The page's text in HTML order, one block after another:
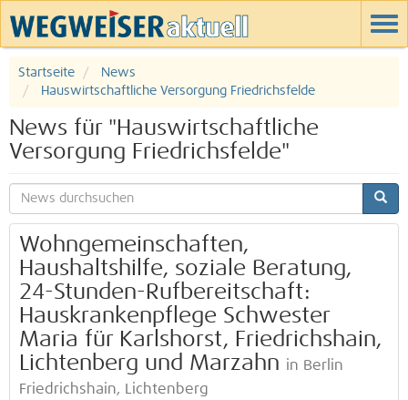
Startseite
News
Hauswirtschaftliche Versorgung Friedrichsfelde
News für "Hauswirtschaftliche
Versorgung Friedrichsfelde"
Wohngemeinschaften,
Haushaltshilfe, soziale Beratung,
24-Stunden-Rufbereitschaft:
Hauskrankenpflege Schwester
Maria für Karlshorst, Friedrichshain,
Lichtenberg und Marzahn in Berlin
Friedrichshain, Lichtenberg